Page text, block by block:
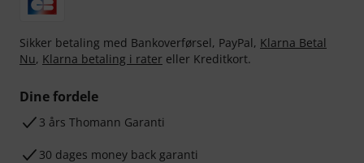
Sikker betaling med Bankoverførsel, PayPal, Klarna Betal
Nu, Klarna betaling i rater eller Kreditkort.
Dine fordele
3 års Thomann Garanti
30 dages money back garanti